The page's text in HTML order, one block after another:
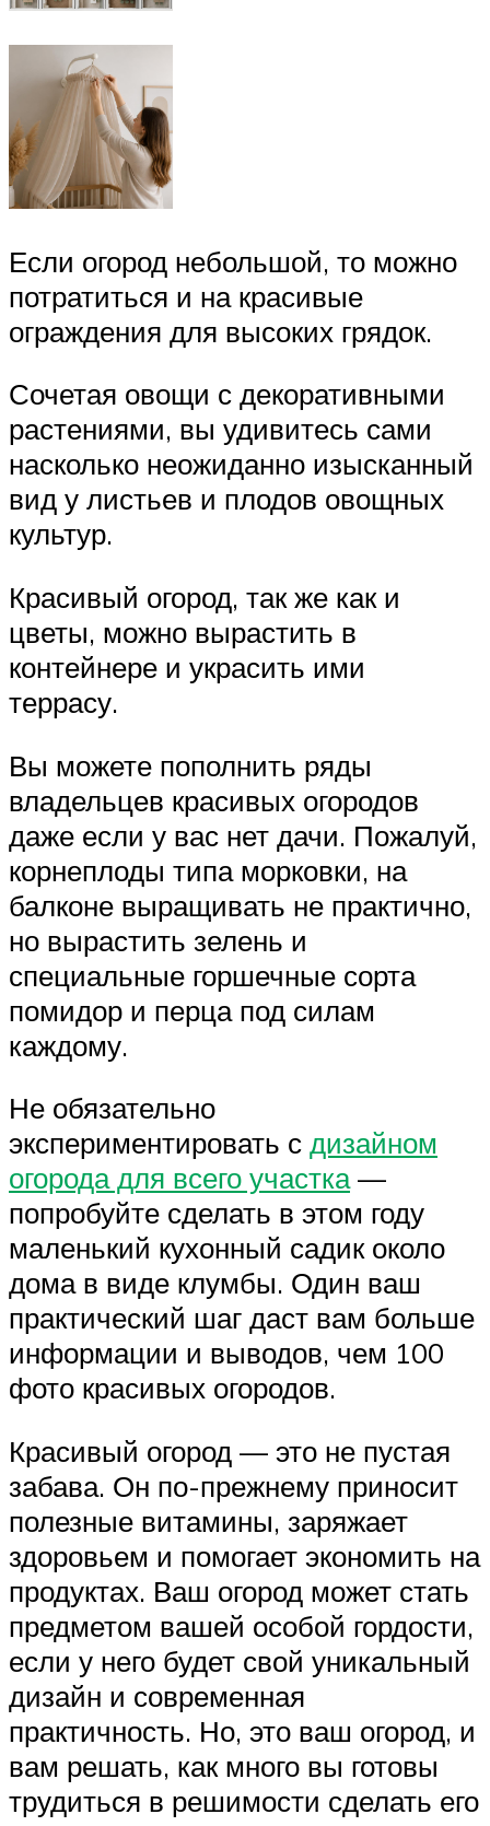
Если огород небольшой, то можно
потратиться и на красивые
ограждения для высоких грядок.
Сочетая овощи с декоративными
растениями, вы удивитесь сами
насколько неожиданно изысканный
вид у листьев и плодов овощных
культур.
Красивый огород, так же как и
цветы, можно вырастить в
контейнере и украсить ими
террасу.
Вы можете пополнить ряды
владельцев красивых огородов
даже если у вас нет дачи. Пожалуй,
корнеплоды типа морковки, на
балконе выращивать не практично,
но вырастить зелень и
специальные горшечные сорта
помидор и перца под силам
каждому.
Не обязательно
экспериментировать с дизайном
огорода для всего участка—
попробуйте сделать в этом году
маленький кухонный садик около
дома в виде клумбы. Один ваш
практический шаг даст вам больше
информации и выводов, чем 100
фото красивых огородов.
Красивый огород — это не пустая
забава. Он по-прежнему приносит
полезные витамины, заряжает
здоровьем и помогает экономить на
продуктах. Ваш огород может стать
предметом вашей особой гордости,
если у него будет свой уникальный
дизайн и современная
практичность. Но, это ваш огород, и
вам решать, как много вы готовы
трудиться в решимости сделать его